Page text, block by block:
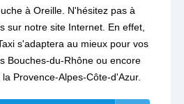
à Oreille. N'hésitez pas à
sur notre site Internet. En effet,
s'adaptera au mieux pour vos
Bouches-du-Rhône ou encore
Provence-Alpes-Côte-d'Azur.